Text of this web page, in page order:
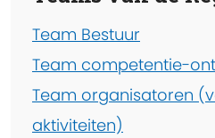
Team Bestuur
Team competentie-
Team organisatoren
aktiviteiten)